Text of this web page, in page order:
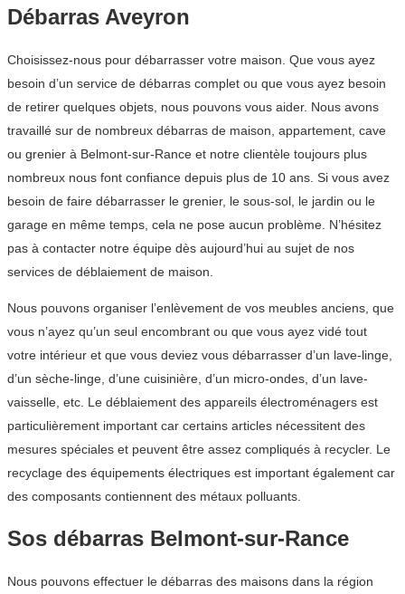
Débarras Aveyron
Choisissez-nous pour débarrasser votre maison. Que vous ayez
besoin d’un service de débarras complet ou que vous ayez besoin
de retirer quelques objets, nous pouvons vous aider. Nous avons
travaillé sur de nombreux débarras de maison, appartement, cave
ou grenier à Belmont-sur-Rance et notre clientèle toujours plus
nombreux nous font confiance depuis plus de 10 ans. Si vous avez
besoin de faire débarrasser le grenier, le sous-sol, le jardin ou le
garage en même temps, cela ne pose aucun problème. N’hésitez
pas à contacter notre équipe dès aujourd’hui au sujet de nos
services de déblaiement de maison.
Nous pouvons organiser l’enlèvement de vos meubles anciens, que
vous n’ayez qu’un seul encombrant ou que vous ayez vidé tout
votre intérieur et que vous deviez vous débarrasser d’un lave-linge,
d’un sèche-linge, d’une cuisinière, d’un micro-ondes, d’un lave-
vaisselle, etc. Le déblaiement des appareils électroménagers est
particulièrement important car certains articles nécessitent des
mesures spéciales et peuvent être assez compliqués à recycler. Le
recyclage des équipements électriques est important également car
des composants contiennent des métaux polluants.
Sos débarras Belmont-sur-Rance
Nous pouvons effectuer le débarras des maisons dans la région